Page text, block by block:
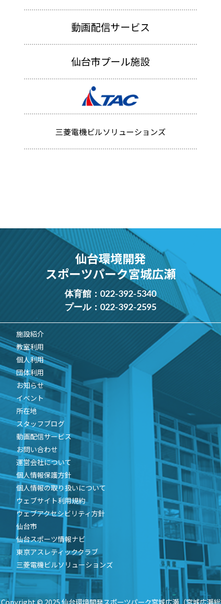
動画配信サービス
仙台市プール施設
三菱電機ビルソリューションズ
仙台環境開発
スポーツパーク宮城広瀬
体育館： 022-392-5340
プール： 022-392-2595
施設紹介
教室利用
個人利用
団体利用
お知らせ
イベント
所在地
スタッフブログ
動画配信サービス
お問い合わせ
運営会社について
個人情報保護方針
個人情報の取り扱いについて
ウェブサイト利用規約
ウェブアクセシビリティ方針
仙台市
仙台スポーツ情報ナビ
東京アスレティッククラブ
三菱電機ビルソリューションズ
Copyright © 2025 仙台環境開発スポーツパーク宮城広瀬（宮城広瀬総